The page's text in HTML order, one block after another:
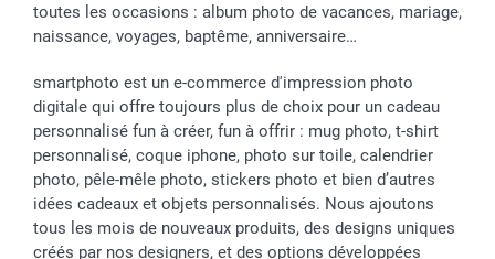
toutes les occasions : album photo de vacances, mariage,
naissance, voyages, baptême, anniversaire…
smartphoto est un e-commerce d'impression photo
digitale qui offre toujours plus de choix pour un cadeau
personnalisé fun à créer, fun à offrir : mug photo, t-shirt
personnalisé, coque iphone, photo sur toile, calendrier
photo, pêle-mêle photo, stickers photo et bien d’autres
idées cadeaux et objets personnalisés. Nous ajoutons
tous les mois de nouveaux produits, des designs uniques
créés par nos designers, et des options développées